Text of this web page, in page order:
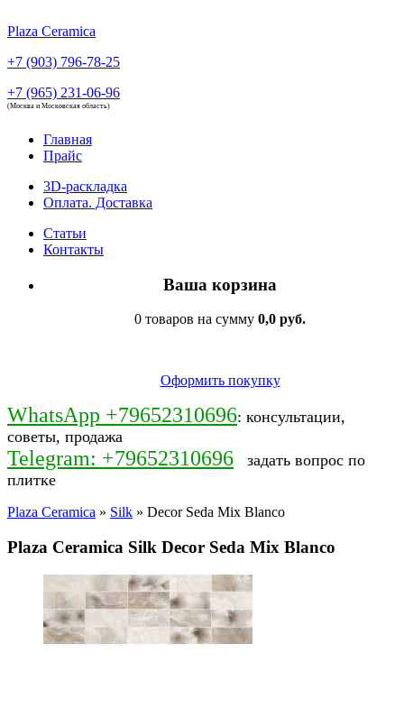
Plaza Ceramica
+7 (903) 796-78-25
+7 (965) 231-06-96
(Москва и Московская область)
Главная
Прайс
3D-раскладка
Оплата. Доставка
Статьи
Контакты
Ваша корзина
0 товаров на сумму 0,0 руб.
Оформить покупку
WhatsApp +79652310696: консультации,
советы, продажа
Telegram: +79652310696
задать вопрос по
плитке
Plaza Ceramica » Silk » Decor Seda Mix Blanco
Plaza Ceramica Silk Decor Seda Mix Blanco